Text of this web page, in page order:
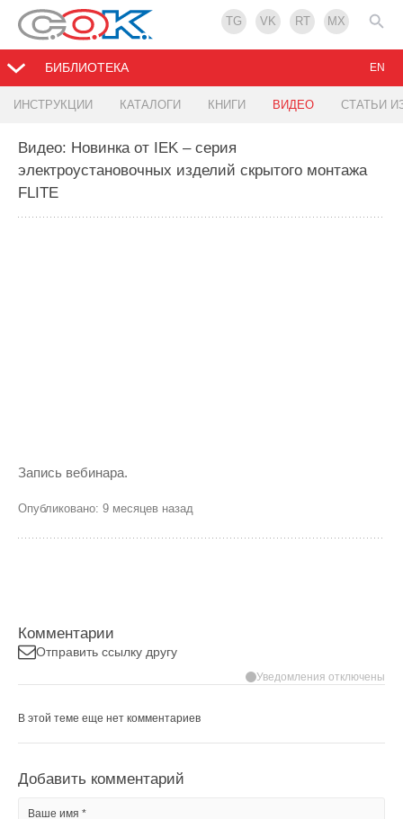
TG VK RT MX
БИБЛИОТЕКА
ИНСТРУКЦИИ КАТАЛОГИ КНИГИ ВИДЕО СТАТЬИ
EN
Видео: Новинка от IEK – серия
электроустановочных изделий скрытого монтажа
FLITE
Запись вебинара.
Опубликовано: 9 месяцев назад
Комментарии
Отправить ссылку другу
Уведомления отключены
В этой теме еще нет комментариев
Добавить комментарий
Ваше имя *